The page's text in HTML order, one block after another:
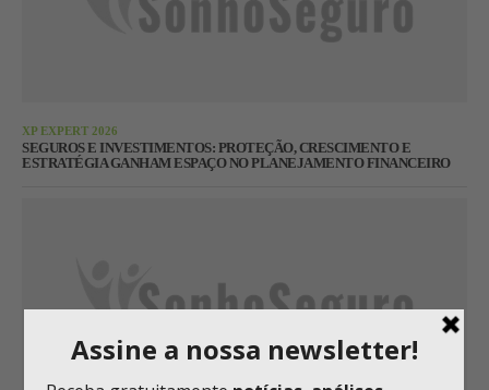
XP EXPERT 2026
SEGUROS E INVESTIMENTOS: PROTEÇÃO, CRESCIMENTO E
ESTRATÉGIA GANHAM ESPAÇO NO PLANEJAMENTO FINANCEIRO